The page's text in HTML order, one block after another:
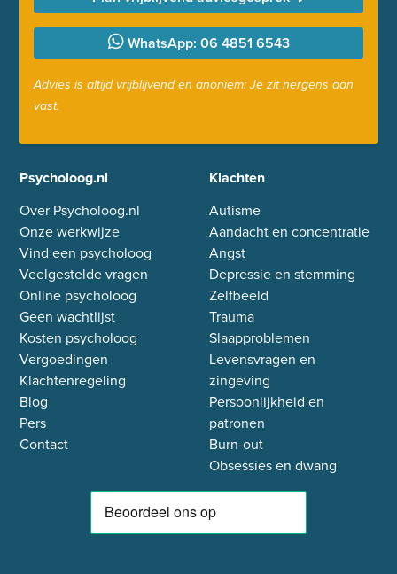
WhatsApp: 06 4851 6543
Advies is altijd vrijblijvend en anoniem: Je zit nergens aan
vast.
Psycholoog.nl
Over Psycholoog.nl
Onze werkwijze
Vind een psycholoog
Veelgestelde vragen
Online psycholoog
Geen wachtlijst
Kosten psycholoog
Vergoedingen
Klachtenregeling
Blog
Pers
Contact
Klachten
Autisme
Aandacht en concentratie
Angst
Depressie en stemming
Zelfbeeld
Trauma
Slaapproblemen
Levensvragen en
zingeving
Persoonlijkheid en
patronen
Burn-out
Obsessies en dwang